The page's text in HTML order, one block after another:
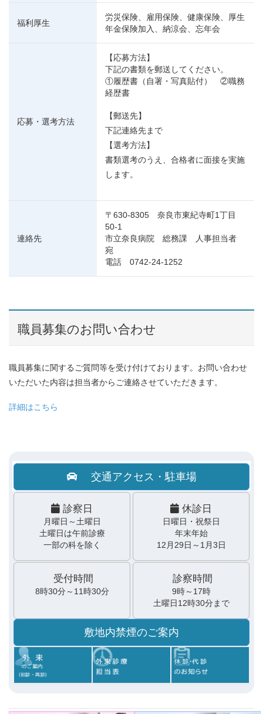
福利厚生
労災保険、雇用保険、健康保険、厚生
年金保険加入、納涼会、忘年会
応募・選考方法
【応募方法】
下記の書類を郵送してください。
①履歴書（自署・写真貼付） ②職務
経歴書
【郵送先】
下記連絡先まで
【選考方法】
書類選考のうえ、合格者に面接を実施
します。
連絡先
〒630-8305 奈良市東紀寺町1丁目
50-1
市立奈良病院 総務課 人事担当者
宛
電話 0742-24-1252
職員募集のお問い合わせ
職員募集に関するご質問等を受け付けております。お問い合わせ
いただいた内容は担当者からご連絡させていただきます。
詳細はこちら
交通アクセス・駐車場
診察日
月曜日～土曜日
土曜日は午前診療
一部の科を除く
休診日
日曜日・祝祭日
年末年始
12月29日～1月3日
受付時間
8時30分～11時30分
診察時間
9時～17時
土曜日12時30分まで
敷地内禁煙のご案内